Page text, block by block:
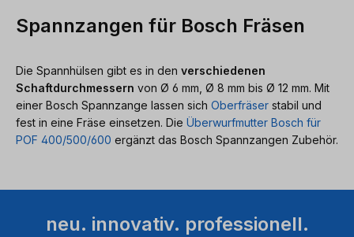
Spannzangen für Bosch Fräsen
Die Spannhülsen gibt es in den verschiedenen
Schaftdurchmessern von Ø 6 mm, Ø 8 mm bis Ø 12 mm. Mit
einer Bosch Spannzange lassen sich Oberfräser stabil und
fest in eine Fräse einsetzen. Die Überwurfmutter Bosch für
POF 400/500/600 ergänzt das Bosch Spannzangen Zubehör.
neu. innovativ. professionell.